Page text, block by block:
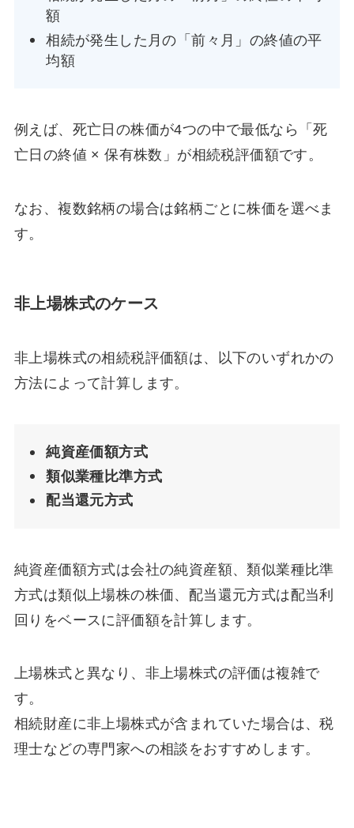
額
相続が発生した月の「前々月」の終値の平
均額
例えば、死亡日の株価が4つの中で最低なら「死
亡日の終値 × 保有株数」が相続税評価額です。
なお、複数銘柄の場合は銘柄ごとに株価を選べま
す。
非上場株式のケース
非上場株式の相続税評価額は、以下のいずれかの
方法によって計算します。
純資産価額方式
類似業種比準方式
配当還元方式
純資産価額方式は会社の純資産額、類似業種比準
方式は類似上場株の株価、配当還元方式は配当利
回りをベースに評価額を計算します。
上場株式と異なり、非上場株式の評価は複雑で
す。
相続財産に非上場株式が含まれていた場合は、税
理士などの専門家への相談をおすすめします。